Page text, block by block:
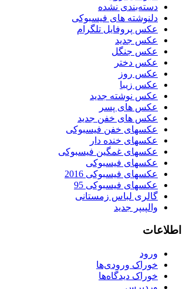
دسته‌بندی نشده
دلنوشته های فیسبوکی
عکس پروفایل تلگرام
عکس جدید
عکس جنگل
عکس دختر
عکس روز
عکس زیبا
عکس نوشته جدید
عکس های پسر
عکس های خفن جدید
عکسهای خفن فیسبوکی
عکسهای خنده دار
عکسهای غمگین فیسبوکی
عکسهای فیسبوکی
عکسهای فیسبوکی 2016
عکسهای فیسبوکی 95
گالری لباس زمستانی
والپیپر جدید
اطلاعات
ورود
خوراک ورودی‌ها
خوراک دیدگاه‌ها
وردپرس